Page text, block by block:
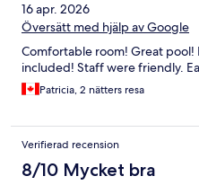
16 apr. 2026
Översätt med hjälp av Google
Comfortable room! Great pool!
included! Staff were friendly.
Patricia, 2 nätters resa
Verifierad recension
8/10 Mycket bra